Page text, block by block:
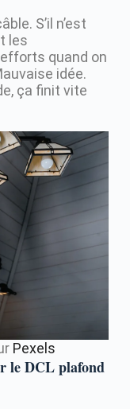
S’il n’est
les
quand on
idée.
ça finit vite
Pexels
le DCL plafond